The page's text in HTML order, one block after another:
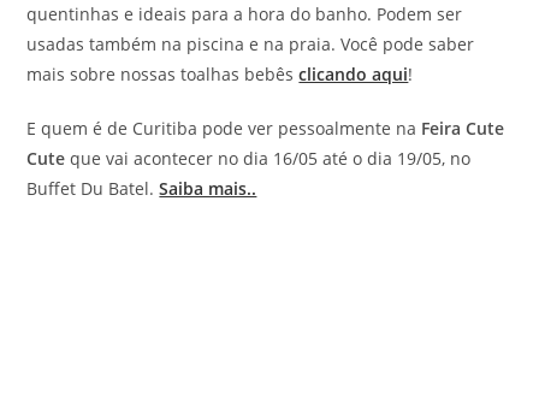
quentinhas e ideais para a hora do banho. Podem ser
usadas também na piscina e na praia. Você pode saber
mais sobre nossas toalhas bebêsclicando aqui!
E quem é de Curitiba pode ver pessoalmente na Feira Cute
Cute que vai acontecer no dia 16/05 até o dia 19/05, no
Buffet Du Batel.Saiba mais..